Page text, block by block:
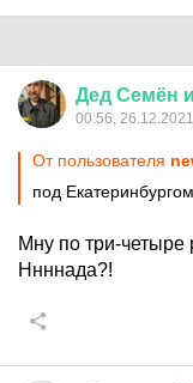
Дед Семён и
00:56, 26.12.2021
От пользователя
под
Мну по три-четыре
Ннннада?!